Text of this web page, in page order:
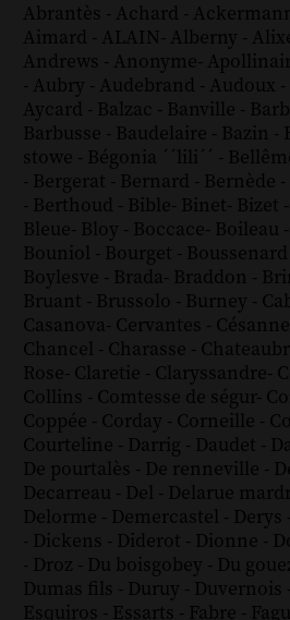
Abrantès - Achard -
Aimard - ALAIN- Alberny -
Andrews - Anonyme-
- Aubry - Audebrand - Audoux -
Aycard - Balzac - Banville -
Barbusse - Baudelaire - Bazin -
stowe - Bégonia ´´lili´´ -
- Bergerat - Bernard - Bernède -
- Berthoud - Bible- Binet- Bizet -
Bleue- Bloy - Boccace- Boileau -
Bouniol - Bourget - Boussenard
Boylesve - Brada- Braddon -
Bruant - Brussolo - Burney -
Casanova- Cervantes - Césanne
Chancel - Charasse -
Rose- Claretie - Claryssandre-
Collins - Comtesse de ségur-
Coppée - Corday - Corneille -
Courteline - Darrig - Daudet -
De pourtalès - De renneville -
Decarreau - Del - Delarue
Delorme - Demercastel - Derys -
- Dickens - Diderot - Dionne -
- Droz - Du boisgobey - Du
Dumas fils - Duruy - Duvernois -
Esquiros - Essarts - Fabre -